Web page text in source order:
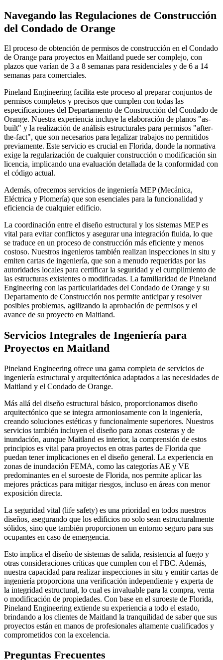
Navegando las Regulaciones de Construcción
del Condado de Orange
El proceso de obtención de permisos de construcción en el Condado
de Orange para proyectos en Maitland puede ser complejo, con
plazos que varían de 3 a 8 semanas para residenciales y de 6 a 14
semanas para comerciales.
Pineland Engineering facilita este proceso al preparar conjuntos de
permisos completos y precisos que cumplen con todas las
especificaciones del Departamento de Construcción del Condado de
Orange. Nuestra experiencia incluye la elaboración de planos "as-
built" y la realización de análisis estructurales para permisos "after-
the-fact", que son necesarios para legalizar trabajos no permitidos
previamente. Este servicio es crucial en Florida, donde la normativa
exige la regularización de cualquier construcción o modificación sin
licencia, implicando una evaluación detallada de la conformidad con
el código actual.
Además, ofrecemos servicios de ingeniería MEP (Mecánica,
Eléctrica y Plomería) que son esenciales para la funcionalidad y
eficiencia de cualquier edificio.
La coordinación entre el diseño estructural y los sistemas MEP es
vital para evitar conflictos y asegurar una integración fluida, lo que
se traduce en un proceso de construcción más eficiente y menos
costoso. Nuestros ingenieros también realizan inspecciones in situ y
emiten cartas de ingeniería, que son a menudo requeridas por las
autoridades locales para certificar la seguridad y el cumplimiento de
las estructuras existentes o modificadas. La familiaridad de Pineland
Engineering con las particularidades del Condado de Orange y su
Departamento de Construcción nos permite anticipar y resolver
posibles problemas, agilizando la aprobación de permisos y el
avance de su proyecto en Maitland.
Servicios Integrales de Ingeniería para
Proyectos en Maitland
Pineland Engineering ofrece una gama completa de servicios de
ingeniería estructural y arquitectónica adaptados a las necesidades de
Maitland y el Condado de Orange.
Más allá del diseño estructural básico, proporcionamos diseño
arquitectónico que se integra armoniosamente con la ingeniería,
creando soluciones estéticas y funcionalmente superiores. Nuestros
servicios también incluyen el diseño para zonas costeras y de
inundación, aunque Maitland es interior, la comprensión de estos
principios es vital para proyectos en otras partes de Florida que
puedan tener implicaciones en el diseño general. La experiencia en
zonas de inundación FEMA, como las categorías AE y VE
predominantes en el suroeste de Florida, nos permite aplicar las
mejores prácticas para mitigar riesgos, incluso en áreas con menor
exposición directa.
La seguridad vital (life safety) es una prioridad en todos nuestros
diseños, asegurando que los edificios no solo sean estructuralmente
sólidos, sino que también proporcionen un entorno seguro para sus
ocupantes en caso de emergencia.
Esto implica el diseño de sistemas de salida, resistencia al fuego y
otras consideraciones críticas que cumplen con el FBC. Además,
nuestra capacidad para realizar inspecciones in situ y emitir cartas de
ingeniería proporciona una verificación independiente y experta de
la integridad estructural, lo cual es invaluable para la compra, venta
o modificación de propiedades. Con base en el suroeste de Florida,
Pineland Engineering extiende su experiencia a todo el estado,
brindando a los clientes de Maitland la tranquilidad de saber que sus
proyectos están en manos de profesionales altamente cualificados y
comprometidos con la excelencia.
Preguntas Frecuentes